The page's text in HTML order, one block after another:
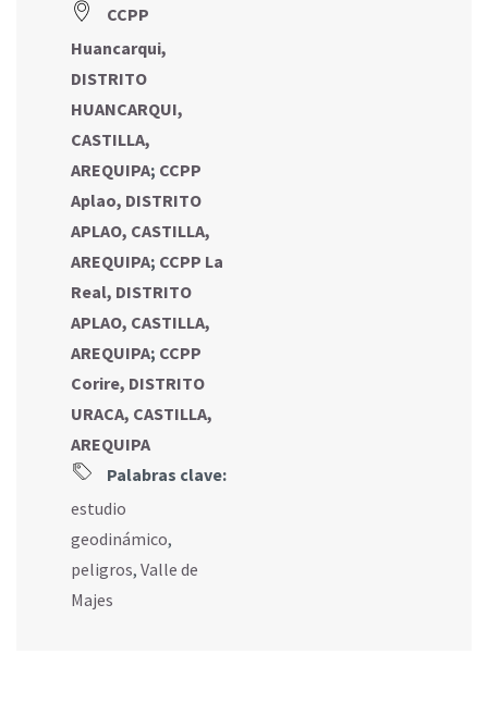
CCPP
Huancarqui,
DISTRITO
HUANCARQUI,
CASTILLA,
AREQUIPA; CCPP
Aplao, DISTRITO
APLAO, CASTILLA,
AREQUIPA; CCPP La
Real, DISTRITO
APLAO, CASTILLA,
AREQUIPA; CCPP
Corire, DISTRITO
URACA, CASTILLA,
AREQUIPA
Palabras clave:
estudio
geodinámico,
peligros, Valle de
Majes